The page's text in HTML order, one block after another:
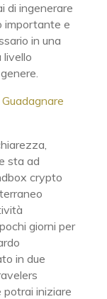
di ingenerare
importante e
in una
livello
sta ad
crypto
giorni per
in due
potrai iniziare